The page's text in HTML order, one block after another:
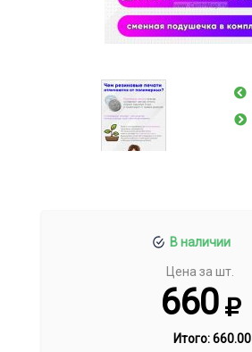
В наличии
Цена за шт.
660
Итого:660.00